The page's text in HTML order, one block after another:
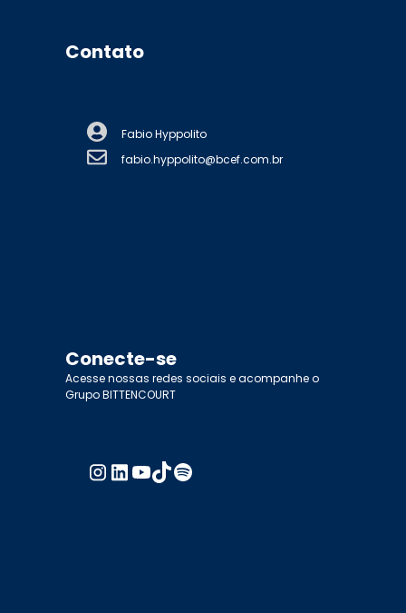
Contato
Fabio Hyppolito
fabio.hyppolito@bcef.com.br
Conecte-se
Acesse nossas redes sociais e acompanhe o
Grupo BITTENCOURT